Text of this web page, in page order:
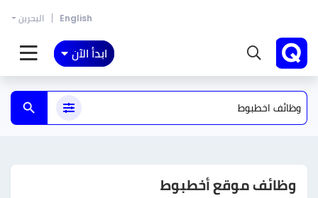
English البحرين
ابدأ الآن
وظائف موقع أخطبوط